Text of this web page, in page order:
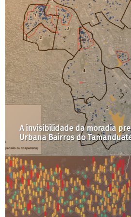
A invisibilidade da moradia
Urbana Bairros do